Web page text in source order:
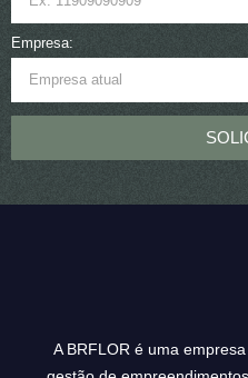
Empresa:
A BRFLOR é uma